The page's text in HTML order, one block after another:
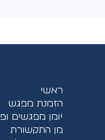
ראשי
הזמנת מפגש
יומן מפגשים
מן התקשורת